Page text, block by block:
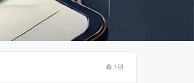
총 1편